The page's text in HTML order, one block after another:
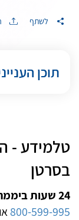
תוכן
טלמידע -
בסרטן
24 שעות ביממה של מענה אנושי,
800-599-995או